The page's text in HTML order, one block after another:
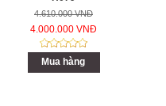
4.610.000 VNĐ
4.000.000 VNĐ
Mua hàng